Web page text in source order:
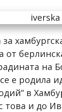
на
е родила
в
това и до